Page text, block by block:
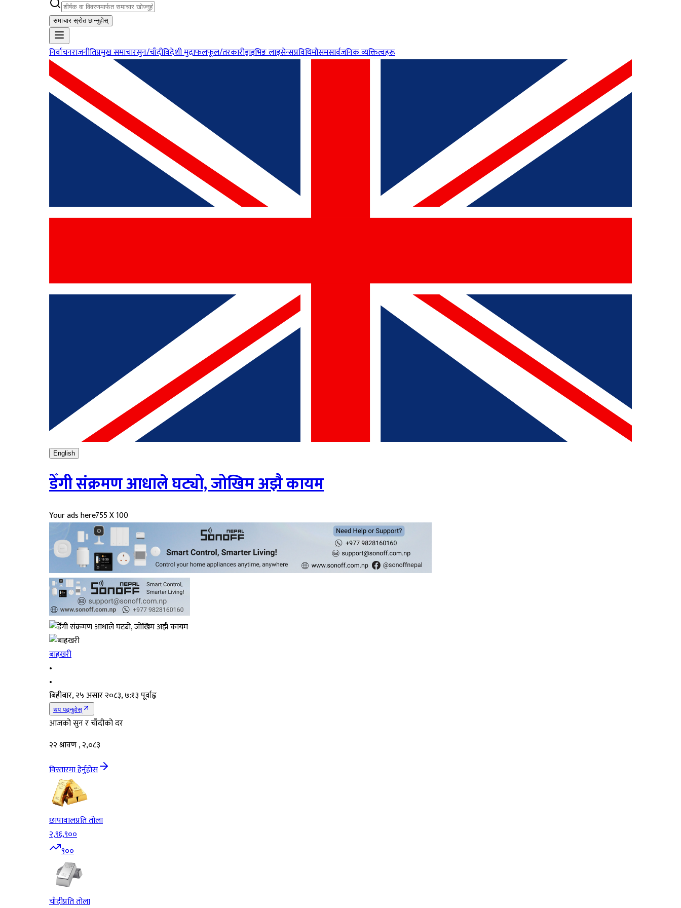
समाचार स्रोत छान्नुहोस्
निर्वाचनराजनीतिप्रमुख समाचारसुन/चाँदीविदेशी मुद्राफलफूल/तरकारीड्राइभिङ लाइसेन्सप्रविधिमौसमसार्वजनिक व्यक्तित्वहरू
English
डेँगी संक्रमण आधाले घट्यो, जोखिम अझै कायम
Your ads here755 X 100
बाह्रखरी
•
•
बिहीबार, २५ असार २०८३, ७:१३ पूर्वाह्न
थप पढ्नुहोस्
आजको सुन र चाँदीको दर
२२ श्रावण , २,०८३
विस्तारमा हेर्नुहोस
छापावालप्रति तोला
२,९६,९००
९००
चाँदीप्रति तोला